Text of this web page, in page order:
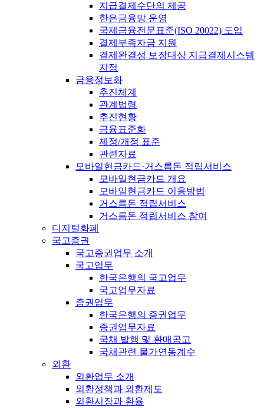
지급결제수단의 제공
한은금융망 운영
국제금융전문표준(ISO 20022) 도입
결제부족자금 지원
결제완결성 보장대상 지급결제시스템
지정
금융정보화
추진체계
관계법령
추진현황
금융표준화
제정/개정 표준
관련자료
모바일현금카드·거스름돈 적립서비스
모바일현금카드 개요
모바일현금카드 이용방법
거스름돈 적립서비스
거스름돈 적립서비스 참여
디지털화폐
국고증권
국고증권업무 소개
국고업무
한국은행의 국고업무
국고업무자료
증권업무
한국은행의 증권업무
증권업무자료
국채 발행 및 환매공고
국채관련 물가연동계수
외환
외환업무 소개
외환정책과 외환제도
외환시장과 환율